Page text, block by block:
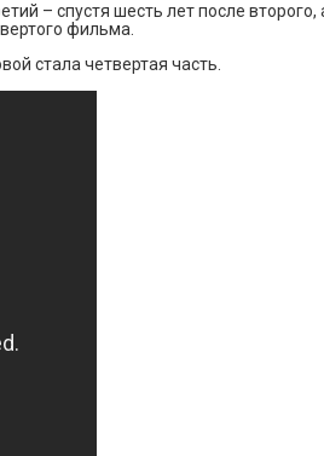
– спустя шесть лет после
фильма.
стала четвертая часть.